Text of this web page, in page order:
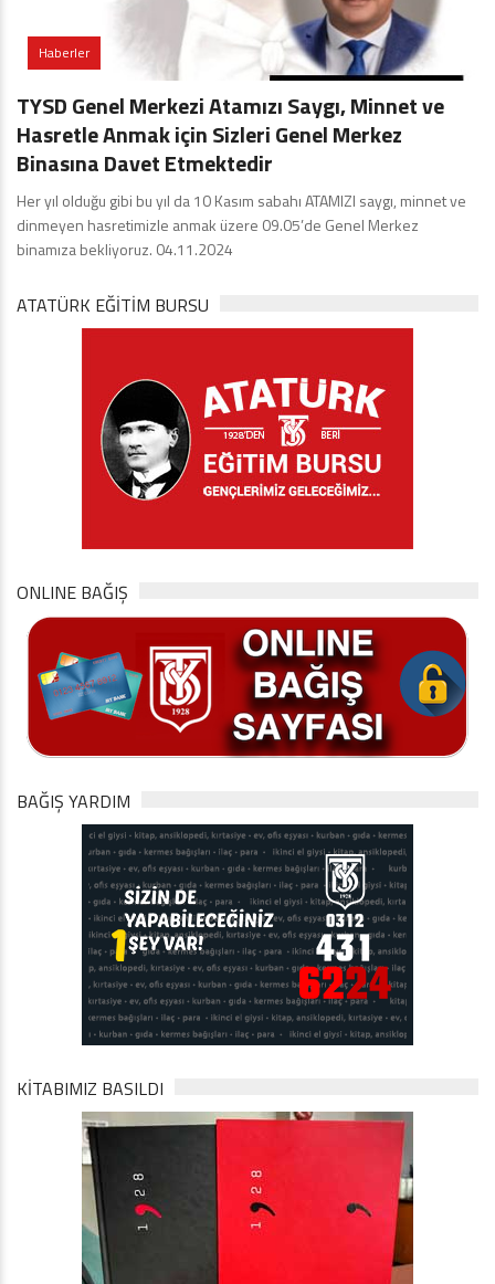
Haberler
TYSD Genel Merkezi Atamızı Saygı, Minnet ve
Hasretle Anmak için Sizleri Genel Merkez
Binasına Davet Etmektedir
Her yıl olduğu gibi bu yıl da 10 Kasım sabahı ATAMIZI saygı, minnet ve
dinmeyen hasretimizle anmak üzere 09.05’de Genel Merkez
binamıza bekliyoruz. 04.11.2024
ATATÜRK EĞITIM BURSU
ONLINE BAĞIŞ
BAĞIŞ YARDIM
KİTABIMIZ BASILDI